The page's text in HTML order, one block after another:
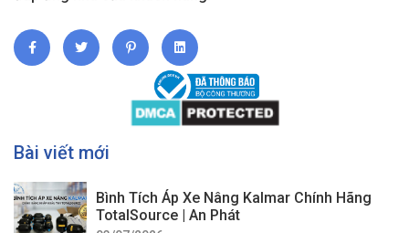
Bài viết mới
Bình Tích Áp Xe Nâng Kalmar Chính Hãng
TotalSource | An Phát